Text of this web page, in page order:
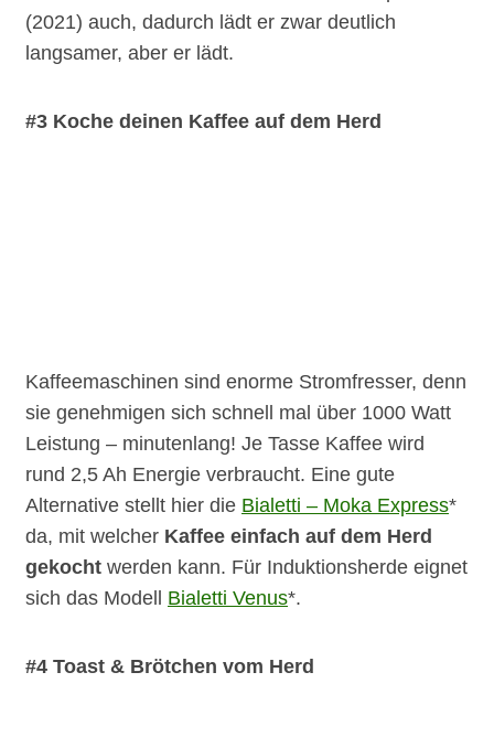
(2021) auch, dadurch lädt er zwar deutlich
langsamer, aber er lädt.
#3 Koche deinen Kaffee auf dem Herd
Kaffeemaschinen sind enorme Stromfresser, denn
sie genehmigen sich schnell mal über 1000 Watt
Leistung – minutenlang! Je Tasse Kaffee wird
rund 2,5 Ah Energie verbraucht. Eine gute
Alternative stellt hier die Bialetti – Moka Express*
da, mit welcher Kaffee einfach auf dem Herd
gekocht werden kann. Für Induktionsherde eignet
sich das Modell Bialetti Venus*.
#4 Toast & Brötchen vom Herd